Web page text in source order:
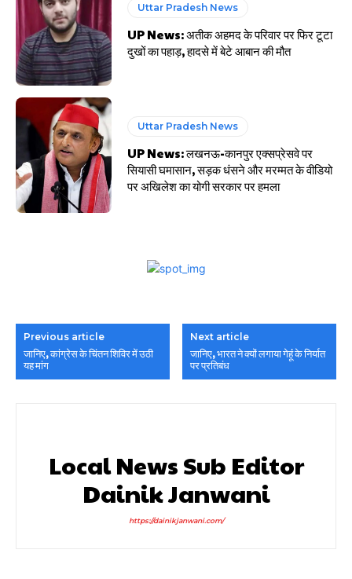
Uttar Pradesh News
UP News: अतीक अहमद के परिवार पर फिर टूटा
दुखों का पहाड़, हादसे में बेटे आबान की मौत
Uttar Pradesh News
UP News: लखनऊ-कानपुर एक्सप्रेसवे पर
सियासी घमासान, सड़क धंसने और मरम्मत के वीडियो
पर अखिलेश का योगी सरकार पर हमला
Previous article
जानिए, कांग्रेस के चिंतन शिविर में उठी
यह मांग
Next article
जानिए, भारत ने क्यों लगाया गेहूंं के निर्यात
पर प्रतिबंध
Local News Sub Editor
Dainik Janwani
https://dainikjanwani.com/